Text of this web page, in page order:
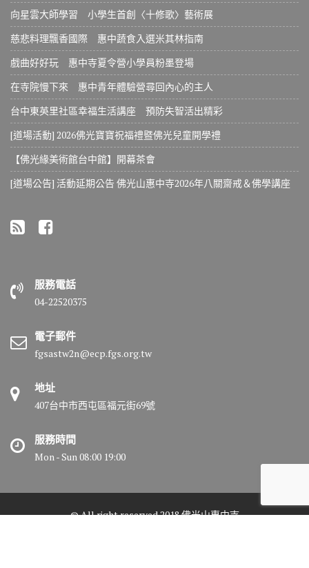
向星雲大師學習 小學生首創〈十修歌〉藝術展
慈悲料理飄香國際 惠中蔬食入選米其林指南
戲曲好好玩 惠中寺夏令營小學員粉墨登場
在寺院慢下來 惠中青年體驗營尋回內心的主人
台中東英里社區幸福生活講座 預防失智活出精彩
[道場活動] 2026佛光寶寶祝福禮暨佛光兒童開學禮
【佛光緣美術館台中館】開幕茶會
[道場公告] 活動延期公告 佛光山惠中寺2026年八關齋戒＆佛學講座
服務電話
04-22520375
電子郵件
fgsastw2n@ecp.fgs.org.tw
地址
407台中市西屯區福元街69號
服務時間
Mon - Sun 08:00 19:00
© All right reserved 2018 佛光山惠中寺